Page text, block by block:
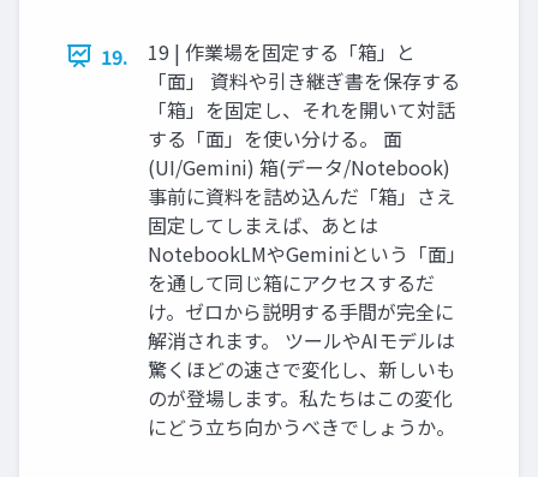
19.
19 | 作業場を固定する「箱」と
「面」 資料や引き継ぎ書を保存する
「箱」を固定し、それを開いて対話
する「面」を使い分ける。 面
(UI/Gemini) 箱(データ/Notebook)
事前に資料を詰め込んだ「箱」さえ
固定してしまえば、あとは
NotebookLMやGeminiという「面」
を通して同じ箱にアクセスするだ
け。ゼロから説明する手間が完全に
解消されます。 ツールやAIモデルは
驚くほどの速さで変化し、新しいも
のが登場します。私たちはこの変化
にどう立ち向かうべきでしょうか。